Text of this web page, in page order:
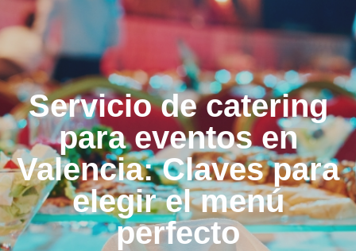
Servicio de catering
para eventos en
Valencia: Claves para
elegir el menú
perfecto